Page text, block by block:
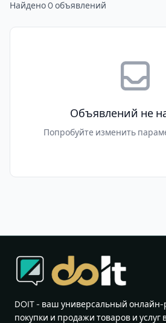
Найдено 0 объявлений
Объявлений не
Попробуйте изменить
DOIT - ваш универсальный онлайн-
покупки и продажи товаров и услуг